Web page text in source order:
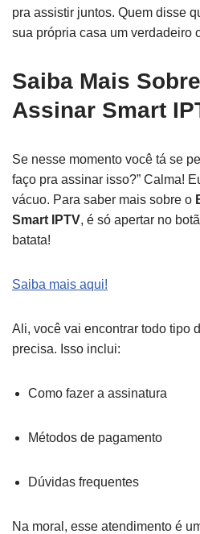
pra assistir juntos. Quem disse
sua própria casa um verdadeiro
Saiba Mais
Assinar Smart
Se nesse momento você tá se
faço pra assinar isso?” Calma!
vácuo. Para saber mais sobre o
Smart IPTV, é só apertar no
batata!
Saiba mais aqui!
Ali, você vai encontrar todo tipo
precisa. Isso inclui:
Como fazer a assinatura
Métodos de pagamento
Dúvidas frequentes
Na moral, esse atendimento é